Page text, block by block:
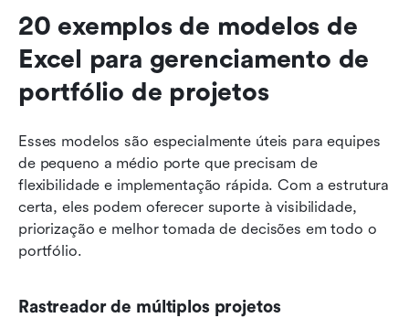
20 exemplos de modelos de
Excel para gerenciamento de
portfólio de projetos
Esses modelos são especialmente úteis para equipes
de pequeno a médio porte que precisam de
flexibilidade e implementação rápida. Com a estrutura
certa, eles podem oferecer suporte à visibilidade,
priorização e melhor tomada de decisões em todo o
portfólio.
Rastreador de múltiplos projetos